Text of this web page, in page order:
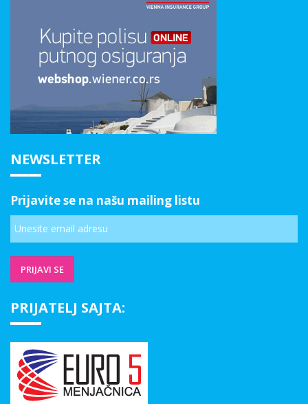
NEWSLETTER
Prijavite se na našu mailing listu
PRIJATELJ SAJTA: